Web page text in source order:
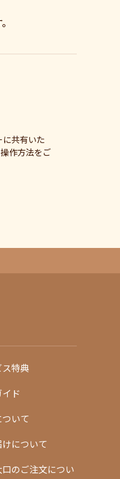
に共有いた
作方法をご
特典
ド
いて
について
のご注文につい